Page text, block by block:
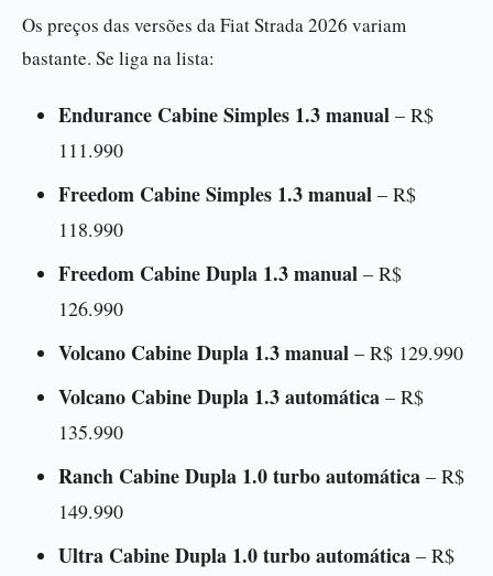
Os preços das versões da Fiat Strada 2026 variam
bastante. Se liga na lista:
Endurance Cabine Simples 1.3 manual – R$
111.990
Freedom Cabine Simples 1.3 manual – R$
118.990
Freedom Cabine Dupla 1.3 manual – R$
126.990
Volcano Cabine Dupla 1.3 manual – R$ 129.990
Volcano Cabine Dupla 1.3 automática – R$
135.990
Ranch Cabine Dupla 1.0 turbo automática – R$
149.990
Ultra Cabine Dupla 1.0 turbo automática – R$